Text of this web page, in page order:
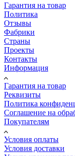
Гарантия на товар
Политика
Отзывы
Фабрики
Страны
Проекты
Контакты
Информация
Гарантия на товар
Реквизиты
Политика
Соглашение на
Покупателям
Условия оплаты
Условия доставки